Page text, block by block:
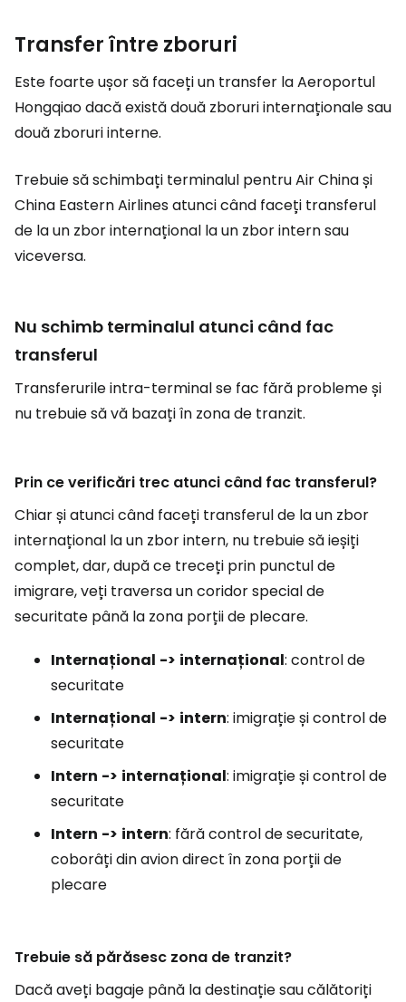
Transfer între zboruri
Este foarte ușor să faceți un transfer la Aeroportul
Hongqiao dacă există două zboruri internaționale sau
două zboruri interne.
Trebuie să schimbați terminalul pentru Air China și
China Eastern Airlines atunci când faceți transferul
de la un zbor internațional la un zbor intern sau
viceversa.
Nu schimb terminalul atunci când fac
transferul
Transferurile intra-terminal se fac fără probleme și
nu trebuie să vă bazați în zona de tranzit.
Prin ce verificări trec atunci când fac transferul?
Chiar și atunci când faceți transferul de la un zbor
internațional la un zbor intern, nu trebuie să ieșiți
complet, dar, după ce treceți prin punctul de
imigrare, veți traversa un coridor special de
securitate până la zona porții de plecare.
Internațional -> internațional: control de
securitate
Internațional -> intern: imigrație și control de
securitate
Intern -> internațional: imigrație și control de
securitate
Intern -> intern: fără control de securitate,
coborâți din avion direct în zona porții de
plecare
Trebuie să părăsesc zona de tranzit?
Dacă aveți bagaje până la destinație sau călătoriți